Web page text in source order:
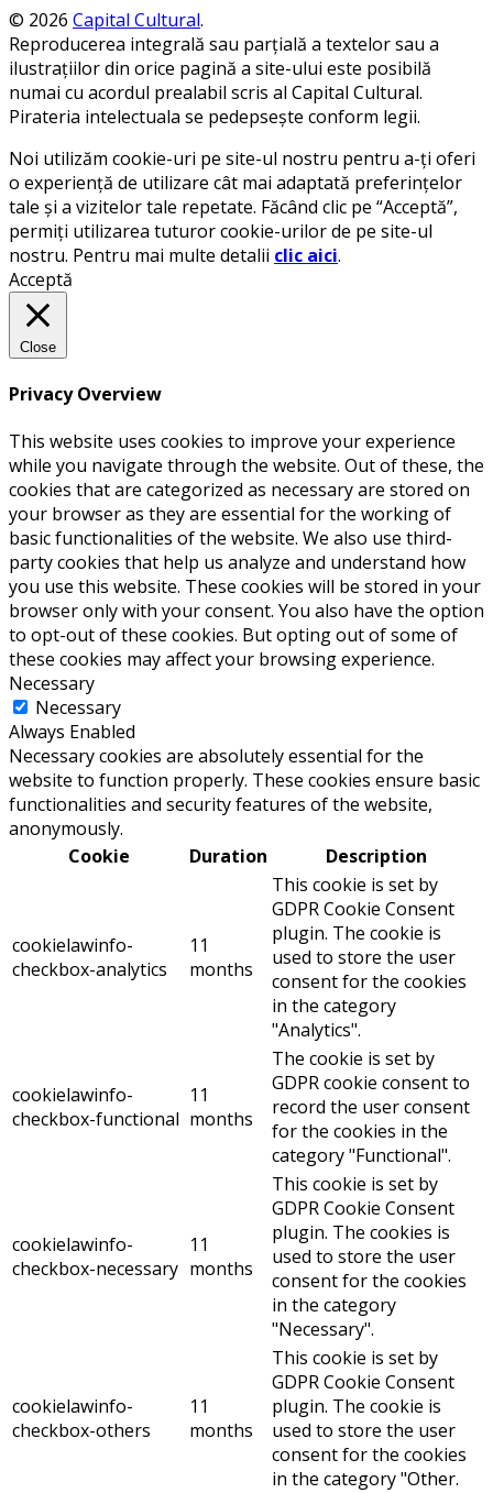
© 2026 Capital Cultural.
Reproducerea integrală sau parțială a textelor sau a
ilustrațiilor din orice pagină a site-ului este posibilă
numai cu acordul prealabil scris al Capital Cultural.
Pirateria intelectuala se pedepsește conform legii.
Noi utilizăm cookie-uri pe site-ul nostru pentru a-ți oferi
o experiență de utilizare cât mai adaptată preferințelor
tale și a vizitelor tale repetate. Făcând clic pe “Acceptă”,
permiți utilizarea tuturor cookie-urilor de pe site-ul
nostru. Pentru mai multe detalii clic aici.
Acceptă
Close
Privacy Overview
This website uses cookies to improve your experience
while you navigate through the website. Out of these, the
cookies that are categorized as necessary are stored on
your browser as they are essential for the working of
basic functionalities of the website. We also use third-
party cookies that help us analyze and understand how
you use this website. These cookies will be stored in your
browser only with your consent. You also have the option
to opt-out of these cookies. But opting out of some of
these cookies may affect your browsing experience.
Necessary
Necessary
Always Enabled
Necessary cookies are absolutely essential for the
website to function properly. These cookies ensure basic
functionalities and security features of the website,
anonymously.
Cookie
Duration Description
cookielawinfo-
checkbox-analytics
11
months
This cookie is set by
GDPR Cookie Consent
plugin. The cookie is
used to store the user
consent for the cookies
in the category
"Analytics".
cookielawinfo-
checkbox-functional
11
months
The cookie is set by
GDPR cookie consent to
record the user consent
for the cookies in the
category "Functional".
cookielawinfo-
checkbox-necessary
11
months
This cookie is set by
GDPR Cookie Consent
plugin. The cookies is
used to store the user
consent for the cookies
in the category
"Necessary".
cookielawinfo-
checkbox-others
11
months
This cookie is set by
GDPR Cookie Consent
plugin. The cookie is
used to store the user
consent for the cookies
in the category "Other.